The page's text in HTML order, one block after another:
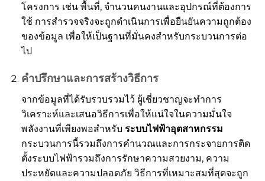
โครงการ เช่น พื้นที่, จำนวนคนงานและอุปกรณ์ที่ต้องการ
ใช้ การสำรวจจริงจะถูกดำเนินการเพื่อยืนยันความถูกต้อง
ของข้อมูล เพื่อให้เป็นฐานที่มั่นคงสำหรับกระบวนการต่อ
ไป
คำปรึกษาและการสร้างวิธีการ
จากข้อมูลที่ได้รับรวบรวมไว้ ผู้เชี่ยวชาญจะทำการ
วิเคราะห์และเสนอวิธีการเพื่อให้แน่ใจในความมั่นใจ
พลังงานที่เพียงพอสำหรับ ระบบไฟฟ้าอุตสาหกรรม
กระบวนการนี้รวมถึงการคำนวณและการกระจายการติด
ตั้งระบบไฟฟ้ารวมถึงการรักษาความสวยงาม, ความ
ประหยัดและความปลอดภัย วิธีการที่เหมาะสมที่สุดจะถูก